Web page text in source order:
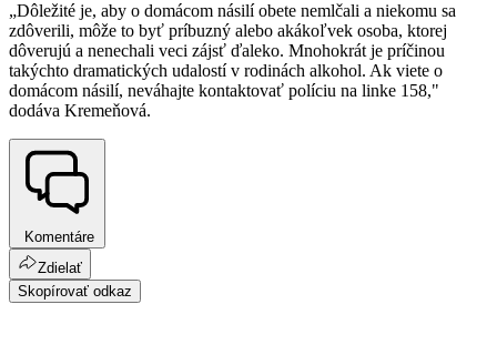
„Dôležité je, aby o domácom násilí obete nemlčali a niekomu sa
zdôverili, môže to byť príbuzný alebo akákoľvek osoba, ktorej
dôverujú a nenechali veci zájsť ďaleko. Mnohokrát je príčinou
takýchto dramatických udalostí v rodinách alkohol. Ak viete o
domácom násilí, neváhajte kontaktovať políciu na linke 158,"
dodáva Kremeňová.
Komentáre
Zdielať
Skopírovať odkaz